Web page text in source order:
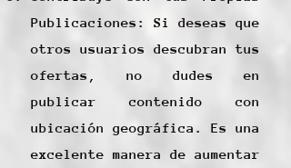
Publicaciones: Si deseas que
otros usuarios descubran tus
ofertas, no dudes en
publicar contenido con
ubicación geográfica. Es una
excelente manera de aumentar